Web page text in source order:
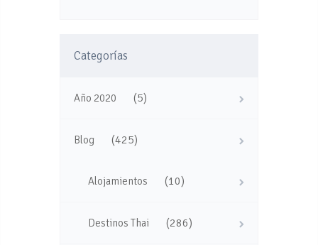
Categorías
Año 2020 (5)
Blog (425)
Alojamientos (10)
Destinos Thai (286)